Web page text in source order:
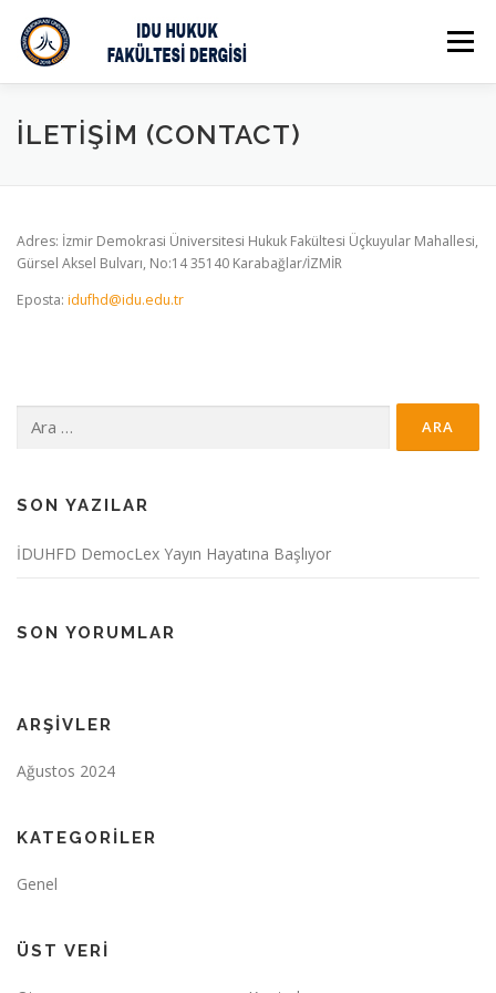
geç
Menü
KURULLAR (BOARDS)
YAZIM KURALLARI (AUTHOR POLICIES)
İLETİŞİM (CONTACT)
Adres: İzmir Demokrasi Üniversitesi Hukuk Fakültesi Üçkuyular Mahallesi,
Gürsel Aksel Bulvarı, No:14 35140 Karabağlar/İZMİR
Eposta: idufhd@idu.edu.tr
SON YAZILAR
İDUHFD DemocLex Yayın Hayatına Başlıyor
SON YORUMLAR
ARŞIVLER
Ağustos 2024
KATEGORILER
Genel
ÜST VERI